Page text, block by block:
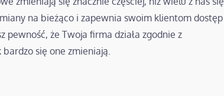
na bieżąco i zapewnia swoim klientom dostęp
że Twoja firma działa zgodnie z
się one zmieniają.